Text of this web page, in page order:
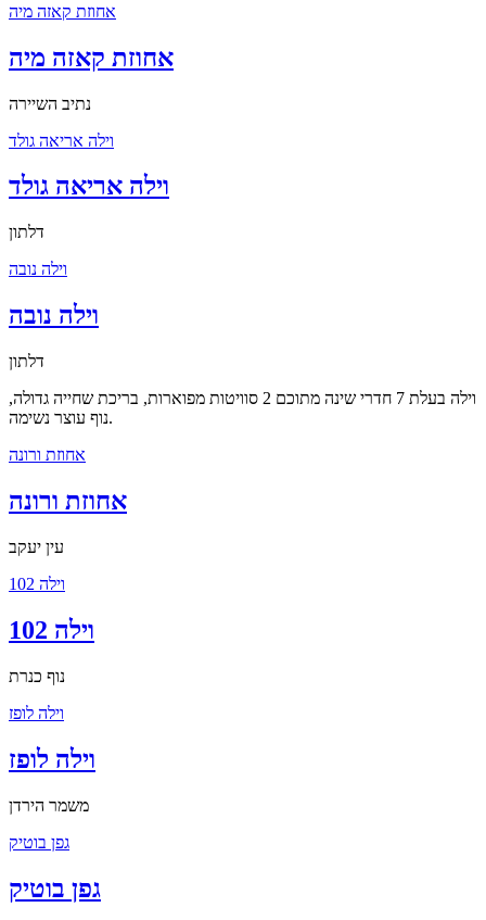
אחוזת קאזה מיה
אחוזת קאזה מיה
נתיב השיירה
וילה אריאה גולד
וילה אריאה גולד
דלתון
וילה נובה
וילה נובה
דלתון
וילה בעלת 7 חדרי שינה מתוכם 2 סוויטות מפוארות, בריכת שחייה גדולה,
נוף עוצר נשימה.
אחוזת ורונה
אחוזת ורונה
עין יעקב
וילה 102
וילה 102
נוף כנרת
וילה לופז
וילה לופז
משמר הירדן
גפן בוטיק
גפן בוטיק